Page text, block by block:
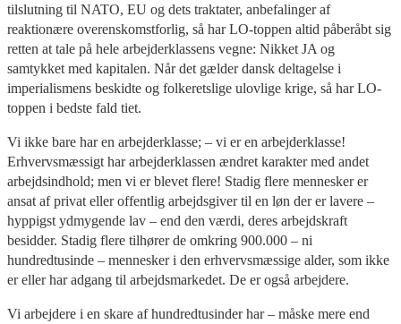
tilslutning til NATO, EU og dets traktater, anbefalinger af
reaktionære overenskomstforlig, så har LO-toppen altid påberåbt sig
retten at tale på hele arbejderklassens vegne: Nikket JA og
samtykket med kapitalen. Når det gælder dansk deltagelse i
imperialismens beskidte og folkeretslige ulovlige krige, så har LO-
toppen i bedste fald tiet.
Vi ikke bare har en arbejderklasse; – vi er en arbejderklasse!
Erhvervsmæssigt har arbejderklassen ændret karakter med andet
arbejdsindhold; men vi er blevet flere! Stadig flere mennesker er
ansat af privat eller offentlig arbejdsgiver til en løn der er lavere –
hyppigst ydmygende lav – end den værdi, deres arbejdskraft
besidder. Stadig flere tilhører de omkring 900.000 – ni
hundredtusinde – mennesker i den erhvervsmæssige alder, som ikke
er eller har adgang til arbejdsmarkedet. De er også arbejdere.
Vi arbejdere i en skare af hundredtusinder har – måske mere end